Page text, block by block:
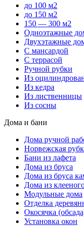
до 100 м2
до 150 м2
150 — 300 м2
Одноэтажные
Двухэтажные
С мансардой
С террасой
Ручной рубки
Из
Из кедра
Из лиственницы
Из сосны
Дома и бани
Дома ручной
Норвежская
Бани из лафета
Дома из бруса
Дома из бруса
Дома из
Модульные дома
Отделка
Окосячка
Установка окон